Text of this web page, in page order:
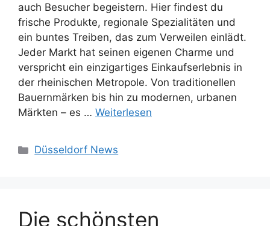
auch Besucher begeistern. Hier findest du
frische Produkte, regionale Spezialitäten und
ein buntes Treiben, das zum Verweilen einlädt.
Jeder Markt hat seinen eigenen Charme und
verspricht ein einzigartiges Einkaufserlebnis in
der rheinischen Metropole. Von traditionellen
Bauernmärken bis hin zu modernen, urbanen
Märkten – es … Weiterlesen
Kategorien
Düsseldorf News
Die schönsten